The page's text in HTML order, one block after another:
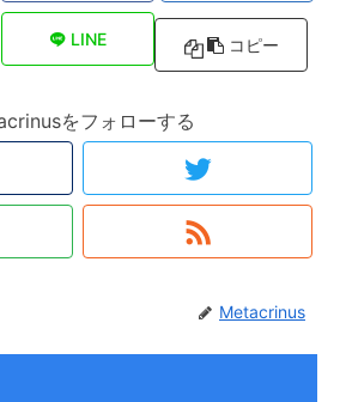
LINE コピー
をフォローする
Metacrinus